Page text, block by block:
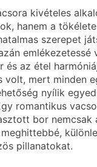
kivételes
hanem a
szerepet
emlékezetessé
és az étel
volt, mert minden
nyílik
romantikus
bor nemcsak
pillanatokat.